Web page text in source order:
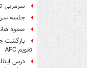
سرمربی
جلسه
صعود
بازگشت
تقویم AFC
درس